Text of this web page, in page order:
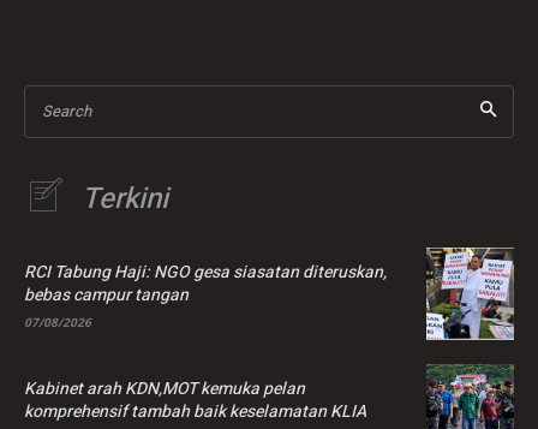
Search
Terkini
RCI Tabung Haji: NGO gesa siasatan diteruskan,
bebas campur tangan
07/08/2026
Kabinet arah KDN,MOT kemuka pelan
komprehensif tambah baik keselamatan KLIA